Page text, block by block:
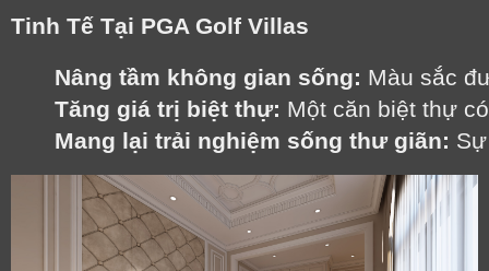
Tinh Tế Tại PGA Golf Villas
Nâng tầm không gian sống: Màu sắc
Tăng giá trị biệt thự: Một căn biệt thự
Mang lại trải nghiệm sống thư giãn: